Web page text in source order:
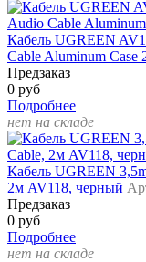
Кабель UGREEN
Cable Aluminum Case
Предзаказ
0 руб
Подробнее
нет на складе
Кабель UGREEN
2м AV118, черный
Предзаказ
0 руб
Подробнее
нет на складе